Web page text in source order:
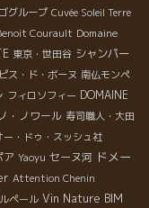
グループ Cuvée Soleil Terre
Courault Domaine
東京・世田谷 シャンパー
ス・ド・ボーヌ 南仏モンペ
フィロソフィー DOMAINE
・ノワール 寿司職人・大田
ー・ドゥ・スッシュ社
ア Yaoyu セーヌ河 ドメー
Attention Chenin
ペール Vin Nature BIM